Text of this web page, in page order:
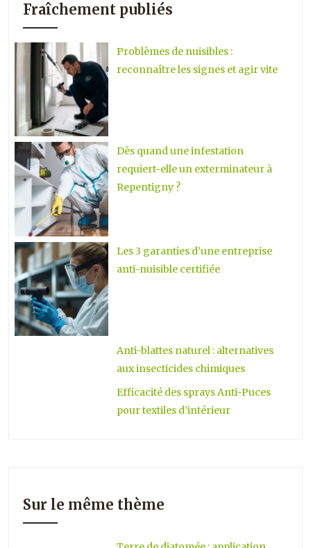
Fraîchement publiés
Problèmes de nuisibles :
reconnaître les signes et agir vite
Dès quand une infestation
requiert-elle un exterminateur à
Repentigny ?
Les 3 garanties d’une entreprise
anti-nuisible certifiée
Anti-blattes naturel : alternatives
aux insecticides chimiques
Efficacité des sprays Anti-Puces
pour textiles d’intérieur
Sur le même thème